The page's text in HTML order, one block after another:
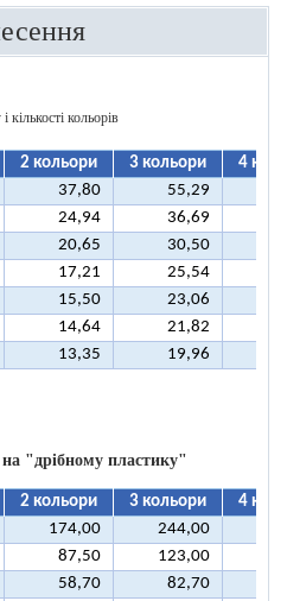
кількості кольорів
2 кольори 3 кольори
4
37,80 55,29
24,94 36,69
20,65 30,50
17,21 25,54
15,50 23,06
14,64 21,82
13,35 19,96
"дрібному пластику"
2 кольори 3 кольори
4
174,00 244,00
87,50 123,00
58,70 82,70